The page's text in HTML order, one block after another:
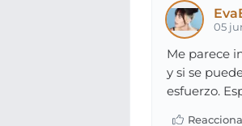
05
Me parece
y si se
esfuerzo.